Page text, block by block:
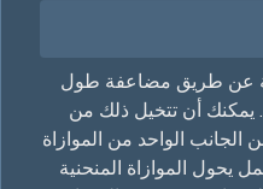
عن طريق مضاعفة طول
يمكنك أن تتخيل ذلك من
الواحد من الموازاة
يحول الموازاة المنحنية